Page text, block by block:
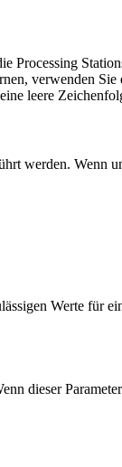
Processing
verwenden Sie
leere
werden. Wenn
Werte für
dieser